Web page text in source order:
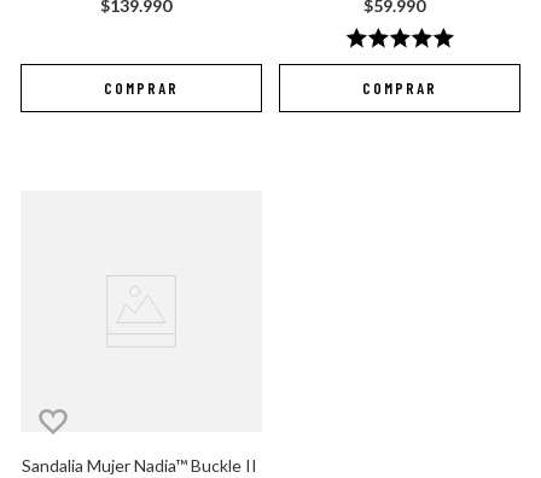
$139.990
$59.990
★★★★★
Sandalia Mujer Nadia™ Buckle II